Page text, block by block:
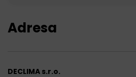
Adresa
DECLIMA s.r.o.